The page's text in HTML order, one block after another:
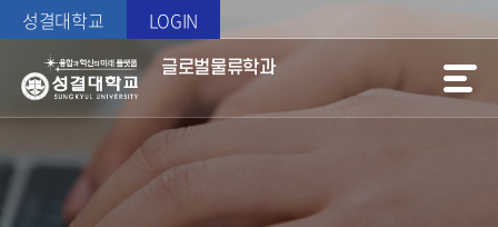
성결대학교 LOGIN
글로벌물류학과